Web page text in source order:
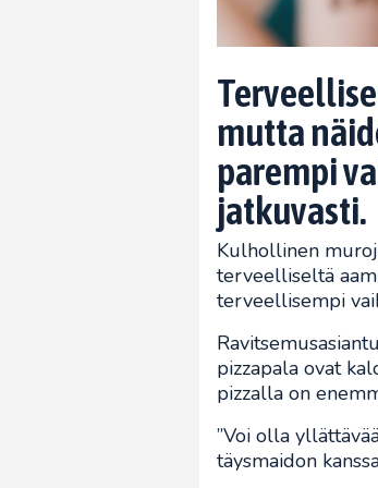
mutta
parempi
jatkuvasti.
Kulhollinen
terveelliseltä
terveellisempi
pizzapala ovat
pizzalla on
”Voi olla
täysmaidon